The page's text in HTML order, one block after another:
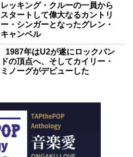
レッキング・クルーの一員から
スタートして偉大なるカントリ
ー・シンガーとなったグレン・
キャンベル
1987年はU2が遂にロックバン
ドの頂点へ、そしてカイリー・
ミノーグがデビューした